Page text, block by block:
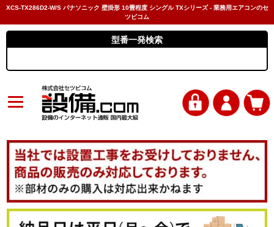
XCS-TX286D2-W/S パナソニック 壁掛形 10畳程度 シングル TXシリーズ - 業務用エアコンのセ
ツビコム
型番一発検索